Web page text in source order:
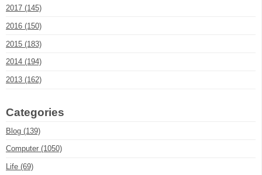
2017 (145)
2016 (150)
2015 (183)
2014 (194)
2013 (162)
Categories
Blog (139)
Computer (1050)
Life (69)